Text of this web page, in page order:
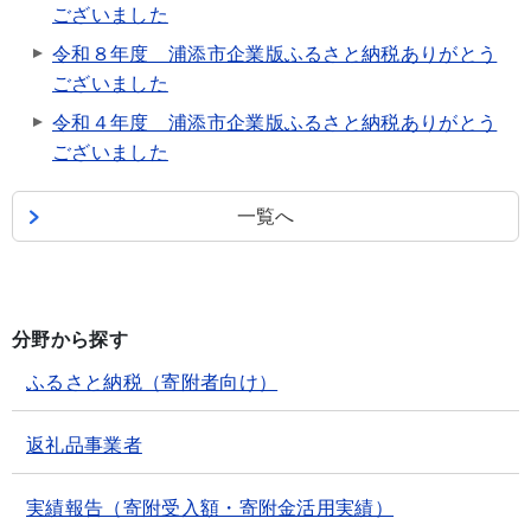
ございました
令和８年度 浦添市企業版ふるさと納税ありがとう
ございました
令和４年度 浦添市企業版ふるさと納税ありがとう
ございました
一覧へ
分野から探す
ふるさと納税（寄附者向け）
返礼品事業者
実績報告（寄附受入額・寄附金活用実績）